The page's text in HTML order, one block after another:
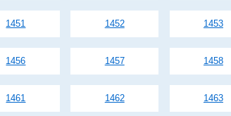
1451 1452 1453
1456 1457 1458
1461 1462 1463